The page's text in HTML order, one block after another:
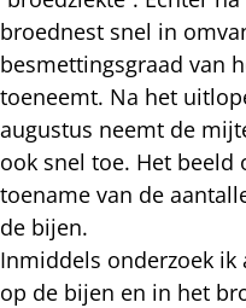
broednest snel in
besmettingsgraad van
toeneemt. Na het
augustus neemt de
ook snel toe. Het beeld
toename van de
de bijen.
Inmiddels onderzoek
op de bijen en in het